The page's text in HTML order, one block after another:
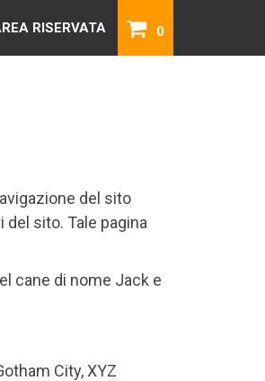
RISERVATA 0
del sito
sito. Tale pagina
cane di nome Jack e
City, XYZ